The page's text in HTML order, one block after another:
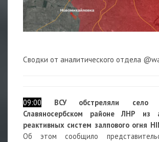
Сводки от аналитического отдела
09:00 ВСУ обстреляли
Славяносербском районе ЛНР из
реактивных систем залпового огня
Об этом сообщило